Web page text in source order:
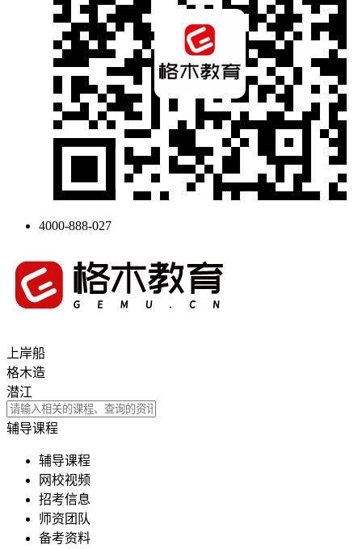
4000-888-027
上岸船
格木造
潜江
辅导课程
辅导课程
网校视频
招考信息
师资团队
备考资料